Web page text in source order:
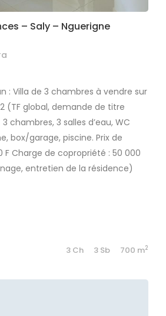
– Saly – Nguerigne
: Villa de 3 chambres à vendre sur
(TF global, demande de titre
chambres, 3 salles d’eau, WC
box/garage, piscine. Prix de
F Charge de copropriété : 50 000
entretien de la résidence)
3 Ch 3 Sb 700 m2